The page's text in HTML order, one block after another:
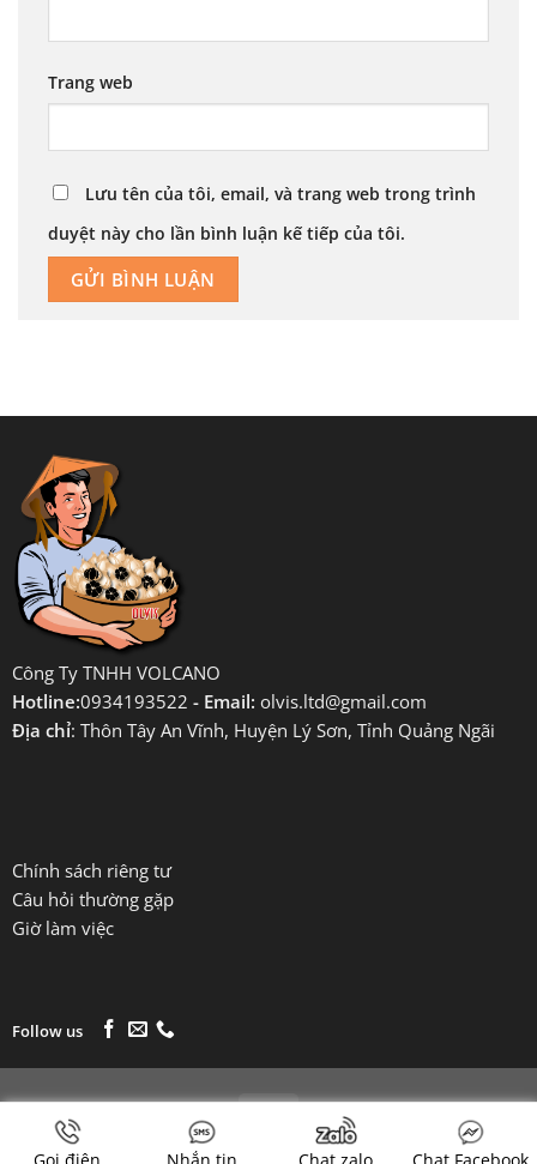
Trang web
Lưu tên của tôi, email, và trang web trong trình
duyệt này cho lần bình luận kế tiếp của tôi.
Công Ty TNHH VOLCANO
Hotline:0934193522 - Email: olvis.ltd@gmail.com
Địa chỉ: Thôn Tây An Vĩnh, Huyện Lý Sơn, Tỉnh Quảng Ngãi
Chính sách riêng tư
Câu hỏi thường gặp
Giờ làm việc
Follow us
Copyright 2026 © Tỏi Lý Sơn Olvis